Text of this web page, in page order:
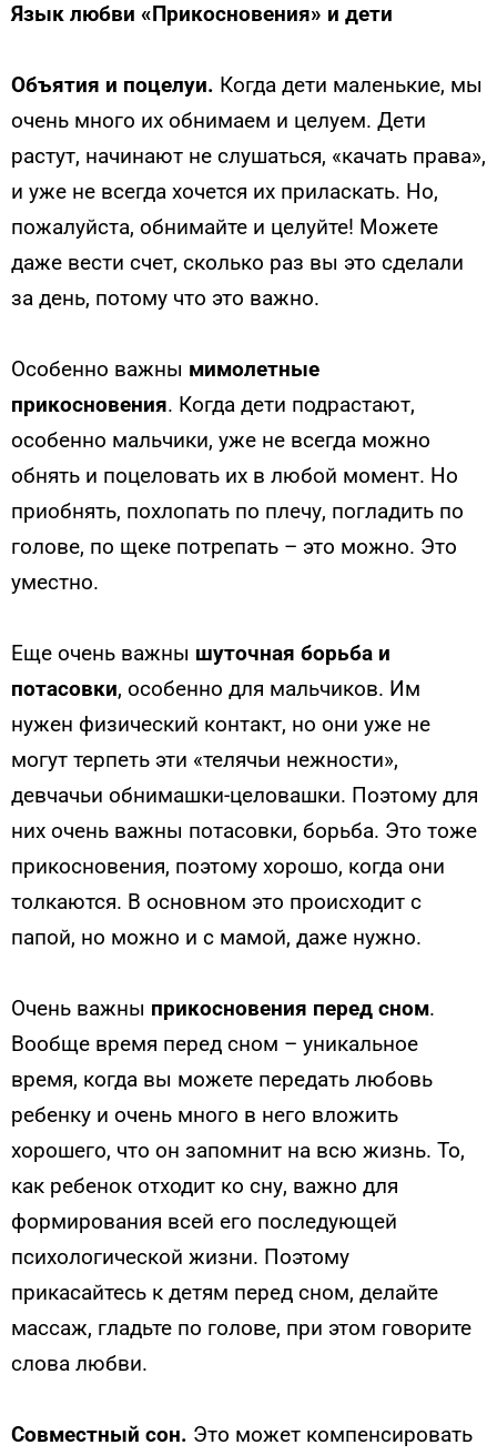
Язык любви «Прикосновения» и дети
Объятия и поцелуи. Когда дети маленькие, мы
очень много их обнимаем и целуем. Дети
растут, начинают не слушаться, «качать права»,
и уже не всегда хочется их приласкать. Но,
пожалуйста, обнимайте и целуйте! Можете
даже вести счет, сколько раз вы это сделали
за день, потому что это важно.
Особенно важны мимолетные
прикосновения. Когда дети подрастают,
особенно мальчики, уже не всегда можно
обнять и поцеловать их в любой момент. Но
приобнять, похлопать по плечу, погладить по
голове, по щеке потрепать – это можно. Это
уместно.
Еще очень важны шуточная борьба и
потасовки, особенно для мальчиков. Им
нужен физический контакт, но они уже не
могут терпеть эти «телячьи нежности»,
девчачьи обнимашки-целовашки. Поэтому для
них очень важны потасовки, борьба. Это тоже
прикосновения, поэтому хорошо, когда они
толкаются. В основном это происходит с
папой, но можно и с мамой, даже нужно.
Очень важны прикосновения перед сном.
Вообще время перед сном – уникальное
время, когда вы можете передать любовь
ребенку и очень много в него вложить
хорошего, что он запомнит на всю жизнь. То,
как ребенок отходит ко сну, важно для
формирования всей его последующей
психологической жизни. Поэтому
прикасайтесь к детям перед сном, делайте
массаж, гладьте по голове, при этом говорите
слова любви.
Совместный сон. Это может компенсировать